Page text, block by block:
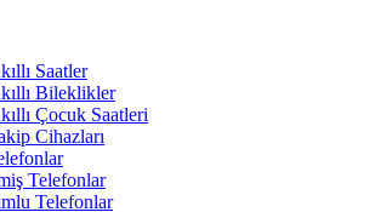
Saatler
Bileklikler
Çocuk Saatleri
Cihazları
Telefonlar
Telefonlar